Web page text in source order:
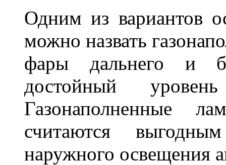
Одним из вариантов
можно назвать
фары дальнего и
достойный
Газонаполненные
считаются
наружного освещения